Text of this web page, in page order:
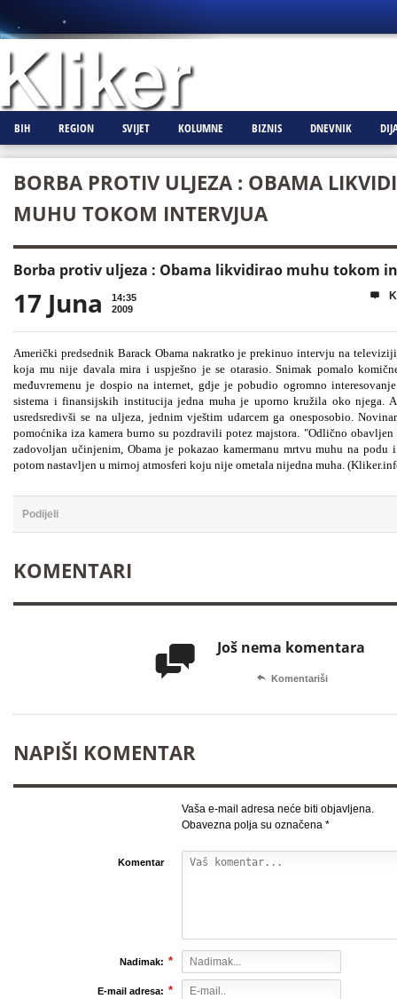
BIH REGION SVIJET KOLUMNE BIZNIS DNEVNIK
BORBA PROTIV ULJEZA : OBAMA
MUHU TOKOM INTERVJUA
Borba protiv uljeza : Obama likvidirao muhu tokom
17 Juna
14:35
2009

Američki predsednik Barack Obama nakratko je prekinuo intervju na
koja mu nije davala mira i uspješno je se otarasio. Snimak pomalo
međuvremenu je dospio na internet, gdje je pobudio ogromno
sistema i finansijskih institucija jedna muha je uporno kružila oko njega.
usredsredivši se na uljeza, jednim vještim udarcem ga onesposobio.
pomoćnika iza kamera burno su pozdravili potez majstora. "Odlično
zadovoljan učinjenim, Obama je pokazao kamermanu mrtvu muhu na
potom nastavljen u mirnoj atmosferi koju nije ometala nijedna muha.
Podijeli
KOMENTARI
 Još nema komentara
 Komentariši
NAPIŠI KOMENTAR
Vaša e-mail adresa neće biti objavljena.
Obavezna polja su označena *
Komentar
Nadimak: *
E-mail adresa: *